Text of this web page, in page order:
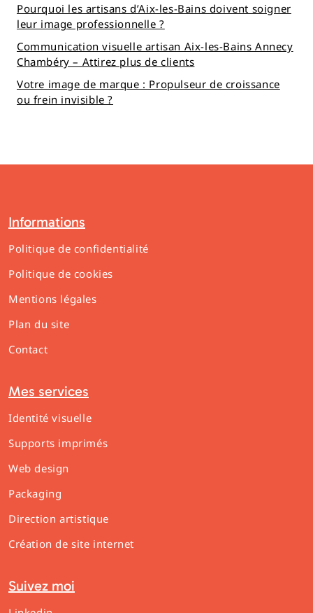
Pourquoi les artisans d’Aix-les-Bains doivent soigner
leur image professionnelle ?
Communication visuelle artisan Aix-les-Bains Annecy
Chambéry – Attirez plus de clients
Votre image de marque : Propulseur de croissance
ou frein invisible ?
Informations
Politique de confidentialité
Politique de cookies
Mentions légales
Plan du site
Contact
Mes services
Identité visuelle
Supports imprimés
Web design
Packaging
Direction artistique
Création de site internet
Suivez moi